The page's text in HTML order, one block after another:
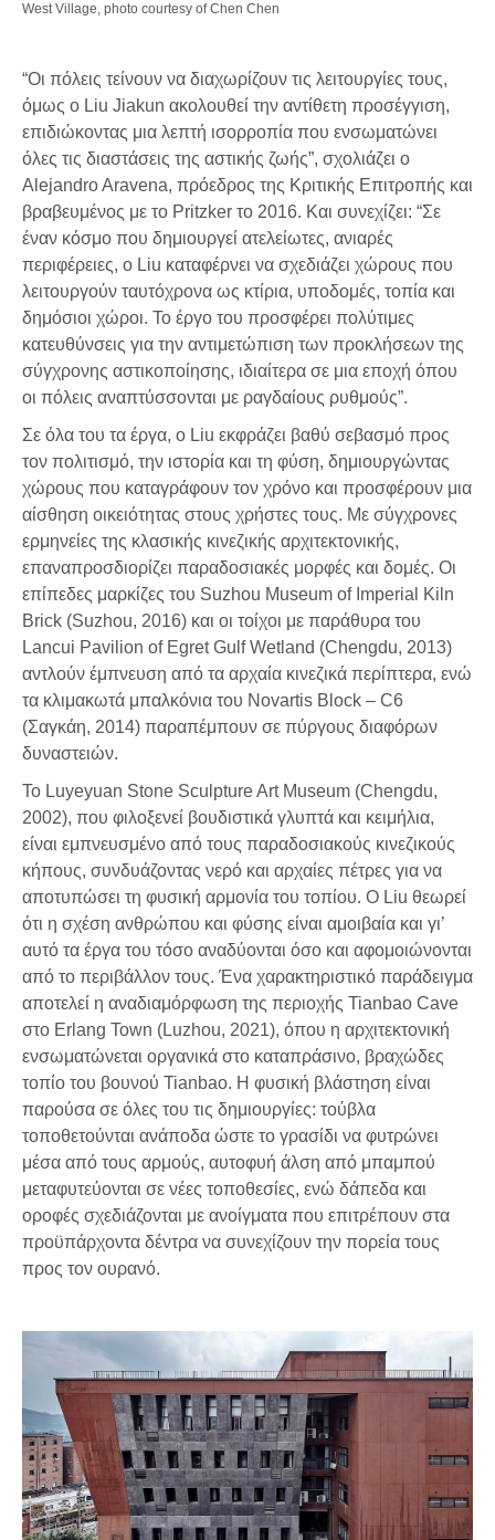
West Village, photo courtesy of Chen Chen
“Οι πόλεις τείνουν να διαχωρίζουν τις λειτουργίες τους,
όμως ο Liu Jiakun ακολουθεί την αντίθετη προσέγγιση,
επιδιώκοντας μια λεπτή ισορροπία που ενσωματώνει
όλες τις διαστάσεις της αστικής ζωής”, σχολιάζει ο
Alejandro Aravena, πρόεδρος της Κριτικής Επιτροπής και
βραβευμένος με το Pritzker το 2016. Και συνεχίζει: “Σε
έναν κόσμο που δημιουργεί ατελείωτες, ανιαρές
περιφέρειες, ο Liu καταφέρνει να σχεδιάζει χώρους που
λειτουργούν ταυτόχρονα ως κτίρια, υποδομές, τοπία και
δημόσιοι χώροι. Το έργο του προσφέρει πολύτιμες
κατευθύνσεις για την αντιμετώπιση των προκλήσεων της
σύγχρονης αστικοποίησης, ιδιαίτερα σε μια εποχή όπου
οι πόλεις αναπτύσσονται με ραγδαίους ρυθμούς”.
Σε όλα του τα έργα, ο Liu εκφράζει βαθύ σεβασμό προς
τον πολιτισμό, την ιστορία και τη φύση, δημιουργώντας
χώρους που καταγράφουν τον χρόνο και προσφέρουν μια
αίσθηση οικειότητας στους χρήστες τους. Με σύγχρονες
ερμηνείες της κλασικής κινεζικής αρχιτεκτονικής,
επαναπροσδιορίζει παραδοσιακές μορφές και δομές. Οι
επίπεδες μαρκίζες του Suzhou Museum of Imperial Kiln
Brick (Suzhou, 2016) και οι τοίχοι με παράθυρα του
Lancui Pavilion of Egret Gulf Wetland (Chengdu, 2013)
αντλούν έμπνευση από τα αρχαία κινεζικά περίπτερα, ενώ
τα κλιμακωτά μπαλκόνια του Novartis Block – C6
(Σαγκάη, 2014) παραπέμπουν σε πύργους διαφόρων
δυναστειών.
Το Luyeyuan Stone Sculpture Art Museum (Chengdu,
2002), που φιλοξενεί βουδιστικά γλυπτά και κειμήλια,
είναι εμπνευσμένο από τους παραδοσιακούς κινεζικούς
κήπους, συνδυάζοντας νερό και αρχαίες πέτρες για να
αποτυπώσει τη φυσική αρμονία του τοπίου. Ο Liu θεωρεί
ότι η σχέση ανθρώπου και φύσης είναι αμοιβαία και γι’
αυτό τα έργα του τόσο αναδύονται όσο και αφομοιώνονται
από το περιβάλλον τους. Ένα χαρακτηριστικό παράδειγμα
αποτελεί η αναδιαμόρφωση της περιοχής Tianbao Cave
στο Erlang Town (Luzhou, 2021), όπου η αρχιτεκτονική
ενσωματώνεται οργανικά στο καταπράσινο, βραχώδες
τοπίο του βουνού Tianbao. Η φυσική βλάστηση είναι
παρούσα σε όλες του τις δημιουργίες: τούβλα
τοποθετούνται ανάποδα ώστε το γρασίδι να φυτρώνει
μέσα από τους αρμούς, αυτοφυή άλση από μπαμπού
μεταφυτεύονται σε νέες τοποθεσίες, ενώ δάπεδα και
οροφές σχεδιάζονται με ανοίγματα που επιτρέπουν στα
προϋπάρχοντα δέντρα να συνεχίζουν την πορεία τους
προς τον ουρανό.